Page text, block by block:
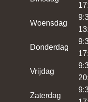
Woensdag
Donderdag
Vrijdag
Zaterdag